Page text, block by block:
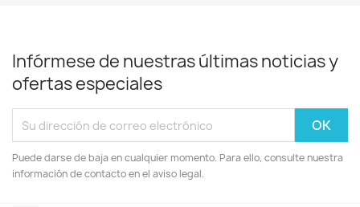
Infórmese de nuestras últimas noticias y
ofertas especiales
Puede darse de baja en cualquier momento. Para ello, consulte nuestra
información de contacto en el aviso legal.